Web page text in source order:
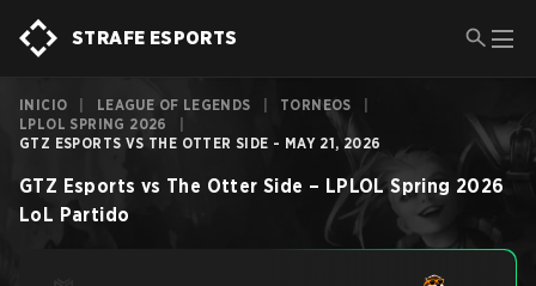
STRAFE ESPORTS
INICIO LEAGUE OF LEGENDS TORNEOS
LPLOL SPRING 2026
GTZ ESPORTS VS THE OTTER SIDE - MAY 21, 2026
GTZ Esports vs The Otter Side – LPLOL Spring 2026
LoL Partido